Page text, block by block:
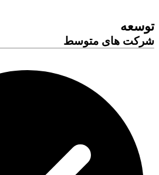
توسعه
شرکت های متوسط